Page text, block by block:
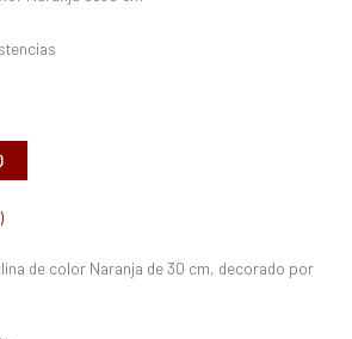
de color Naranja de 30 cm, decorado por